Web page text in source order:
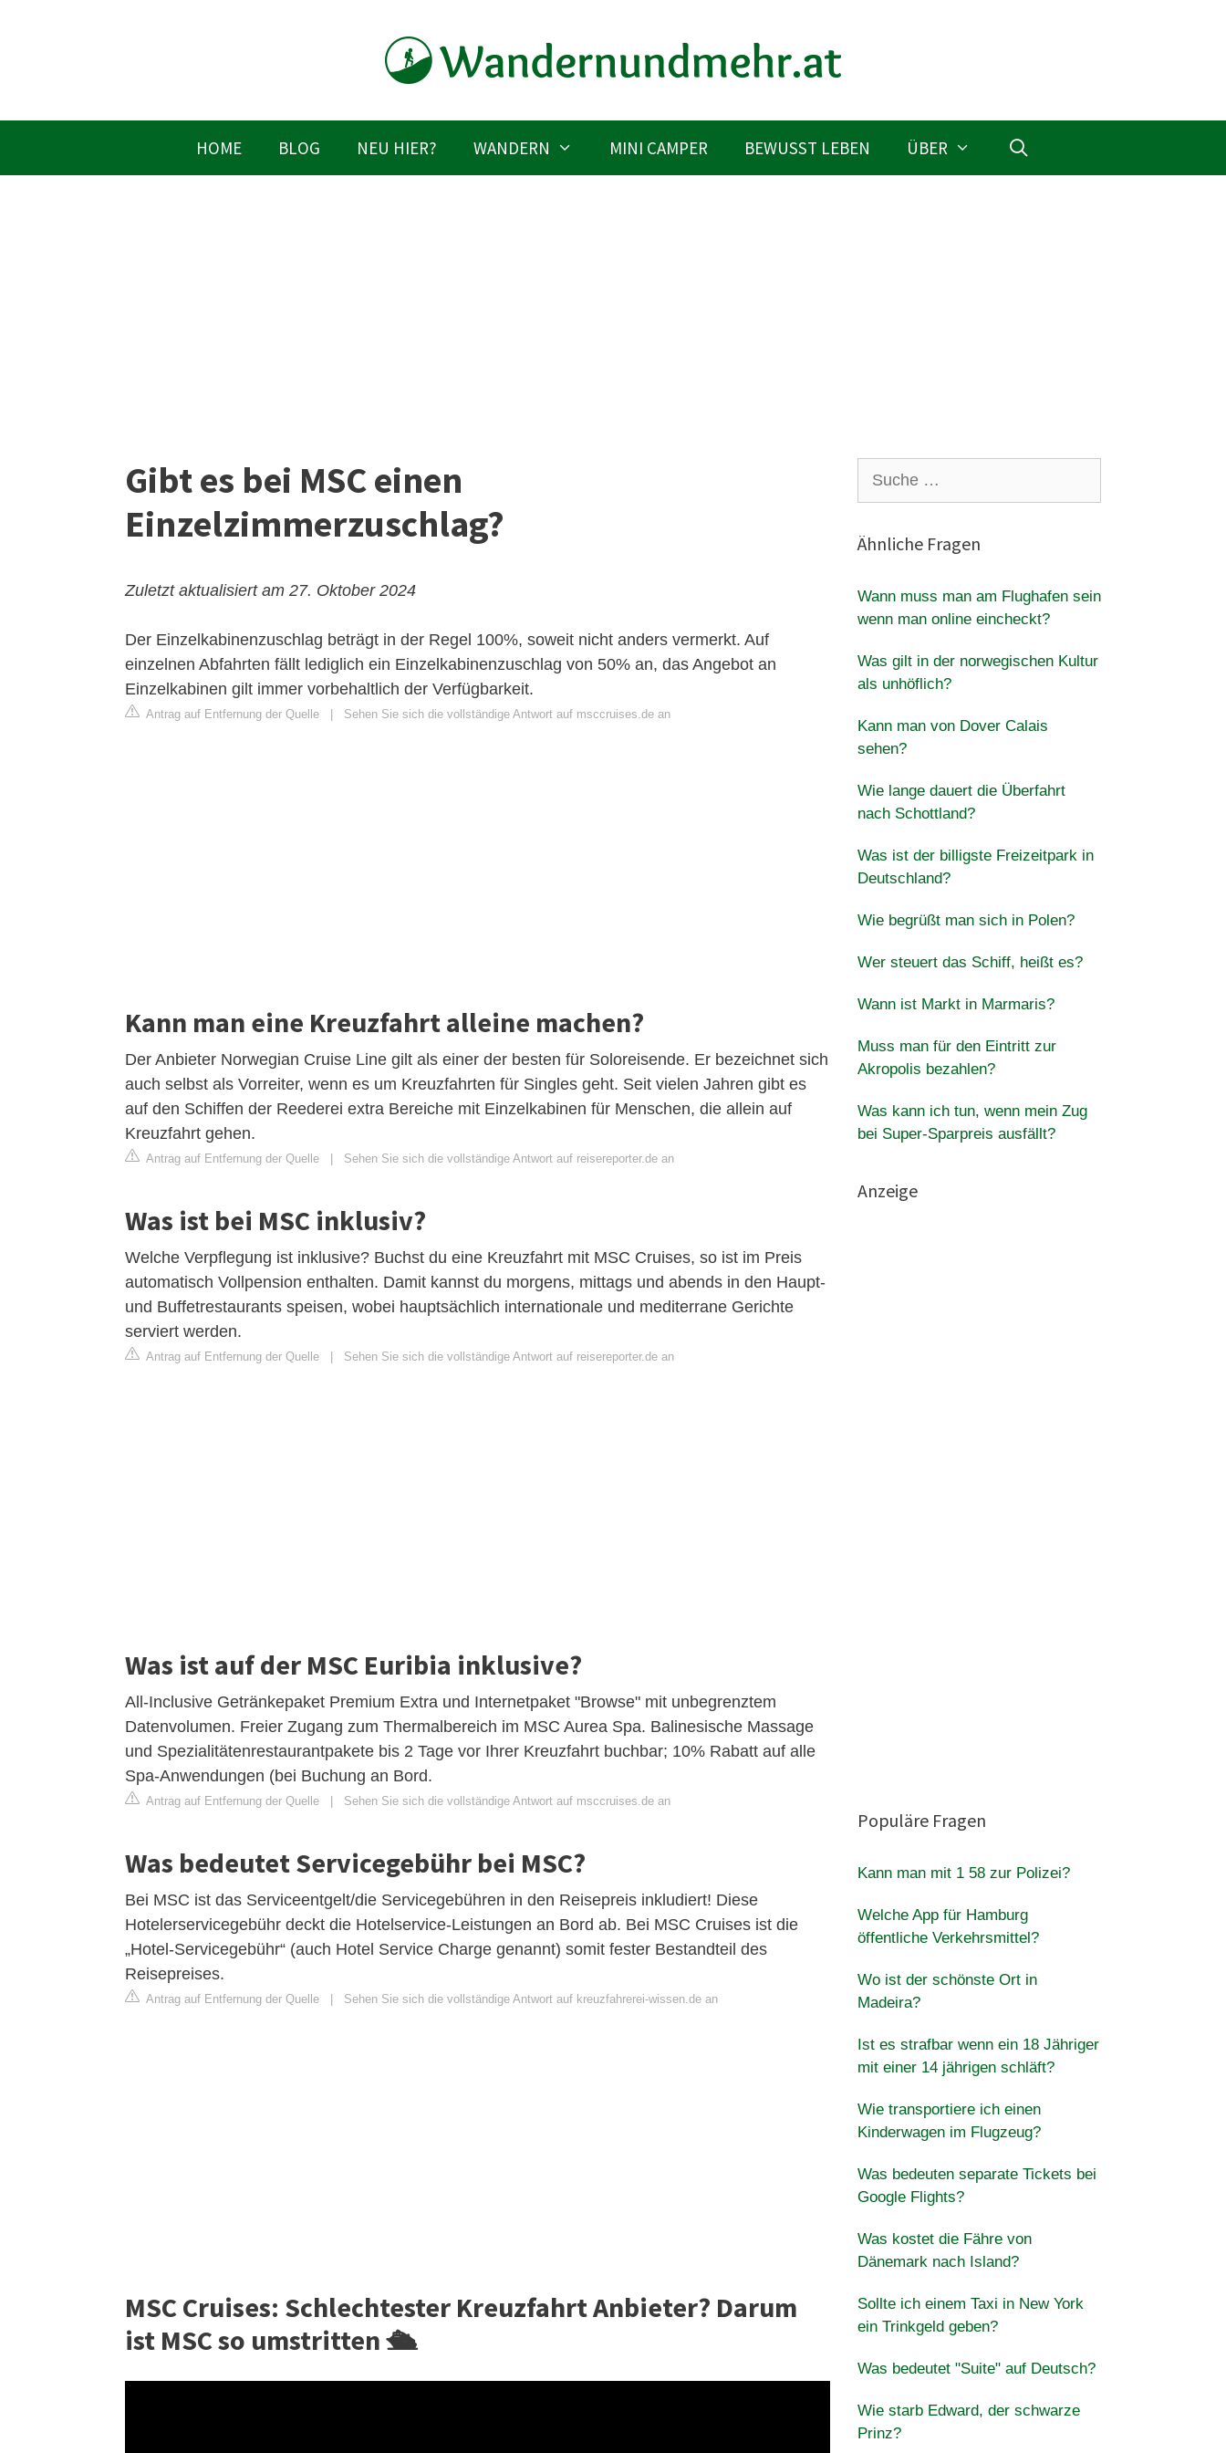
HOME BLOG NEU HIER? WANDERN MINI CAMPER BEWUSST LEBEN ÜBER
Gibt es bei MSC einen
Einzelzimmerzuschlag?
Zuletzt aktualisiert am 27. Oktober 2024
Der Einzelkabinenzuschlag beträgt in der Regel 100%, soweit nicht anders vermerkt. Auf
einzelnen Abfahrten fällt lediglich ein Einzelkabinenzuschlag von 50% an, das Angebot an
Einzelkabinen gilt immer vorbehaltlich der Verfügbarkeit.
Antrag auf Entfernung der Quelle Sehen Sie sich die vollständige Antwort auf msccruises.de an
Kann man eine Kreuzfahrt alleine machen?
Der Anbieter Norwegian Cruise Line gilt als einer der besten für Soloreisende. Er bezeichnet sich
auch selbst als Vorreiter, wenn es um Kreuzfahrten für Singles geht. Seit vielen Jahren gibt es
auf den Schiffen der Reederei extra Bereiche mit Einzelkabinen für Menschen, die allein auf
Kreuzfahrt gehen.
Antrag auf Entfernung der Quelle Sehen Sie sich die vollständige Antwort auf reisereporter.de an
Was ist bei MSC inklusiv?
Welche Verpflegung ist inklusive? Buchst du eine Kreuzfahrt mit MSC Cruises, so ist im Preis
automatisch Vollpension enthalten. Damit kannst du morgens, mittags und abends in den Haupt-
und Buffetrestaurants speisen, wobei hauptsächlich internationale und mediterrane Gerichte
serviert werden.
Antrag auf Entfernung der Quelle Sehen Sie sich die vollständige Antwort auf reisereporter.de an
Was ist auf der MSC Euribia inklusive?
All-Inclusive Getränkepaket Premium Extra und Internetpaket "Browse" mit unbegrenztem
Datenvolumen. Freier Zugang zum Thermalbereich im MSC Aurea Spa. Balinesische Massage
und Spezialitätenrestaurantpakete bis 2 Tage vor Ihrer Kreuzfahrt buchbar; 10% Rabatt auf alle
Spa-Anwendungen (bei Buchung an Bord.
Antrag auf Entfernung der Quelle Sehen Sie sich die vollständige Antwort auf msccruises.de an
Was bedeutet Servicegebühr bei MSC?
Bei MSC ist das Serviceentgelt/die Servicegebühren in den Reisepreis inkludiert! Diese
Hotelerservicegebühr deckt die Hotelservice-Leistungen an Bord ab. Bei MSC Cruises ist die
„Hotel-Servicegebühr“ (auch Hotel Service Charge genannt) somit fester Bestandteil des
Reisepreises.
Antrag auf Entfernung der Quelle Sehen Sie sich die vollständige Antwort auf kreuzfahrerei-wissen.de an
MSC Cruises: Schlechtester Kreuzfahrt Anbieter? Darum
ist MSC so umstritten 🛳
nach:
Ähnliche Fragen
Wann muss man am Flughafen sein
wenn man online eincheckt?
Was gilt in der norwegischen Kultur
als unhöflich?
Kann man von Dover Calais
sehen?
Wie lange dauert die Überfahrt
nach Schottland?
Was ist der billigste Freizeitpark in
Deutschland?
Wie begrüßt man sich in Polen?
Wer steuert das Schiff, heißt es?
Wann ist Markt in Marmaris?
Muss man für den Eintritt zur
Akropolis bezahlen?
Was kann ich tun, wenn mein Zug
bei Super-Sparpreis ausfällt?
Anzeige
Populäre Fragen
Kann man mit 1 58 zur Polizei?
Welche App für Hamburg
öffentliche Verkehrsmittel?
Wo ist der schönste Ort in
Madeira?
Ist es strafbar wenn ein 18 Jähriger
mit einer 14 jährigen schläft?
Wie transportiere ich einen
Kinderwagen im Flugzeug?
Was bedeuten separate Tickets bei
Google Flights?
Was kostet die Fähre von
Dänemark nach Island?
Sollte ich einem Taxi in New York
ein Trinkgeld geben?
Was bedeutet "Suite" auf Deutsch?
Wie starb Edward, der schwarze
Prinz?